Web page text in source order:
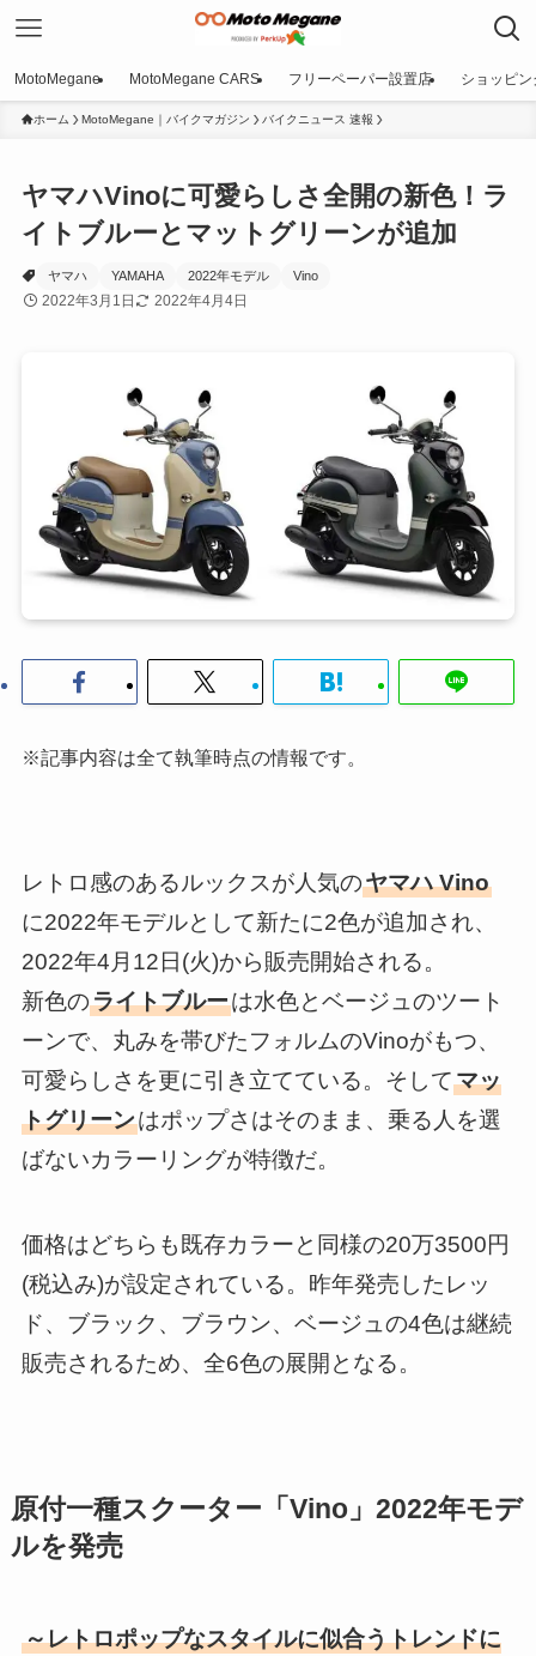
MotoMegane MotoMegane CARS フリーペーパー設置店 ショッピン
ホーム MotoMegane｜バイクマガジン バイクニュース 速報
ヤマハVinoに可愛らしさ全開の新色！ラ
イトブルーとマットグリーンが追加
ヤマハ YAMAHA 2022年モデル Vino
2022年3月1日 2022年4月4日
※記事内容は全て執筆時点の情報です。
レトロ感のあるルックスが人気のヤマハ Vino
に2022年モデルとして新たに2色が追加され、
2022年4月12日(火)から販売開始される。
新色のライトブルーは水色とベージュのツート
ーンで、丸みを帯びたフォルムのVinoがもつ、
可愛らしさを更に引き立てている。そしてマッ
トグリーンはポップさはそのまま、乗る人を選
ばないカラーリングが特徴だ。
価格はどちらも既存カラーと同様の20万3500円
(税込み)が設定されている。昨年発売したレッ
ド、ブラック、ブラウン、ベージュの4色は継続
販売されるため、全6色の展開となる。
原付一種スクーター「Vino」2022年モデ
ルを発売
～レトロポップなスタイルに似合うトレンドに